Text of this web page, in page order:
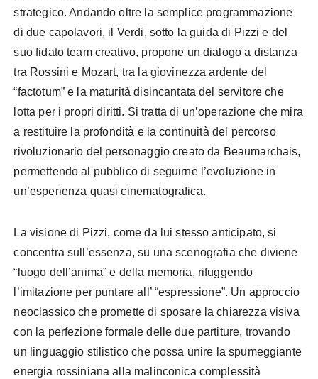
strategico. Andando oltre la semplice programmazione
di due capolavori, il Verdi, sotto la guida di Pizzi e del
suo fidato team creativo, propone un dialogo a distanza
tra Rossini e Mozart, tra la giovinezza ardente del
“factotum” e la maturità disincantata del servitore che
lotta per i propri diritti. Si tratta di un’operazione che mira
a restituire la profondità e la continuità del percorso
rivoluzionario del personaggio creato da Beaumarchais,
permettendo al pubblico di seguirne l’evoluzione in
un’esperienza quasi cinematografica.
La visione di Pizzi, come da lui stesso anticipato, si
concentra sull’essenza, su una scenografia che diviene
“luogo dell’anima” e della memoria, rifuggendo
l’imitazione per puntare all’ “espressione”. Un approccio
neoclassico che promette di sposare la chiarezza visiva
con la perfezione formale delle due partiture, trovando
un linguaggio stilistico che possa unire la spumeggiante
energia rossiniana alla malinconica complessità